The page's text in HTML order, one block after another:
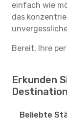
einfach wie
das
Bereit, Ihre
Erkunden
Beliebte